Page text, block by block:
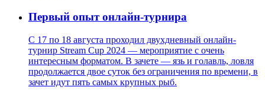
Первый опыт онлайн-турнира
С 17 по 18 августа проходил двухдневный онлайн-
турнир Stream Cup 2024 — мероприятие с очень
интересным форматом. В зачете — язь и голавль, ловля
продолжается двое суток без ограничения по времени, в
зачет идут пять самых крупных рыб.